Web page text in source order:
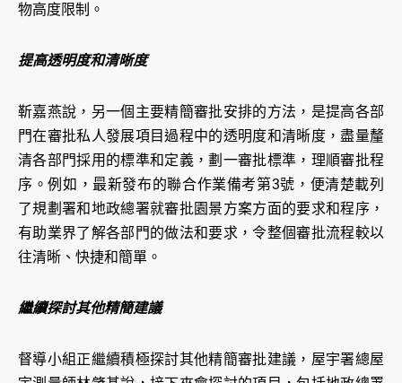
物高度限制。
提高透明度和清晰度
靳嘉燕說，另一個主要精簡審批安排的方法，是提高各部
門在審批私人發展項目過程中的透明度和清晰度，盡量釐
清各部門採用的標準和定義，劃一審批標準，理順審批程
序。例如，最新發布的聯合作業備考第3號，便清楚載列
了規劃署和地政總署就審批園景方案方面的要求和程序，
有助業界了解各部門的做法和要求，令整個審批流程較以
往清晰、快捷和簡單。
繼續探討其他精簡建議
督導小組正繼續積極探討其他精簡審批建議，屋宇署總屋